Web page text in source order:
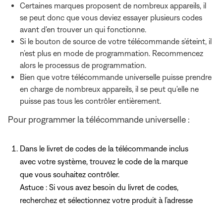
Certaines marques proposent de nombreux appareils, il
se peut donc que vous deviez essayer plusieurs codes
avant d'en trouver un qui fonctionne.
Si le bouton de source de votre télécommande s’éteint, il
n’est plus en mode de programmation. Recommencez
alors le processus de programmation.
Bien que votre télécommande universelle puisse prendre
en charge de nombreux appareils, il se peut qu'elle ne
puisse pas tous les contrôler entièrement.
Pour programmer la télécommande universelle :
Dans le livret de codes de la télécommande inclus
avec votre système, trouvez le code de la marque
que vous souhaitez contrôler.
Astuce : Si vous avez besoin du livret de codes,
recherchez et sélectionnez votre produit à l’adresse